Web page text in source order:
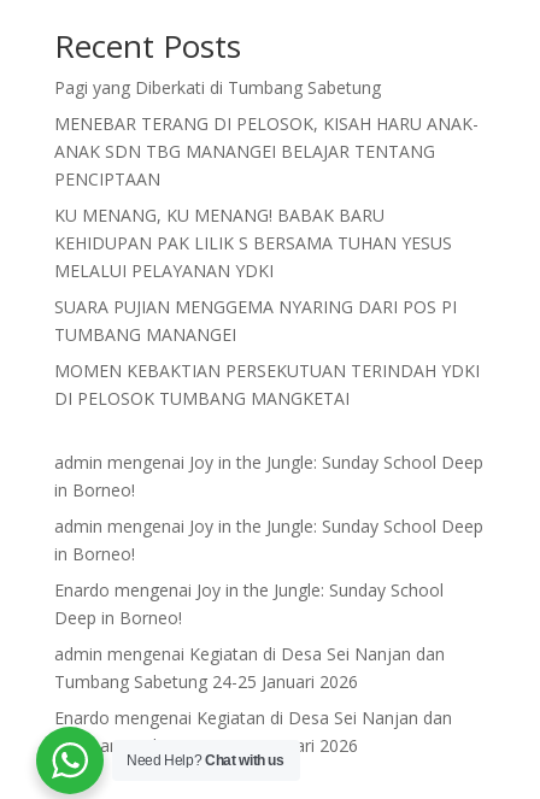
Recent Posts
Pagi yang Diberkati di Tumbang Sabetung
MENEBAR TERANG DI PELOSOK, KISAH HARU ANAK-
ANAK SDN TBG MANANGEI BELAJAR TENTANG
PENCIPTAAN
KU MENANG, KU MENANG! BABAK BARU
KEHIDUPAN PAK LILIK S BERSAMA TUHAN YESUS
MELALUI PELAYANAN YDKI
SUARA PUJIAN MENGGEMA NYARING DARI POS PI
TUMBANG MANANGEI
MOMEN KEBAKTIAN PERSEKUTUAN TERINDAH YDKI
DI PELOSOK TUMBANG MANGKETAI
admin mengenai Joy in the Jungle: Sunday School Deep
in Borneo!
admin mengenai Joy in the Jungle: Sunday School Deep
in Borneo!
Enardo mengenai Joy in the Jungle: Sunday School
Deep in Borneo!
admin mengenai Kegiatan di Desa Sei Nanjan dan
Tumbang Sabetung 24-25 Januari 2026
Enardo mengenai Kegiatan di Desa Sei Nanjan dan
Tumbang Sabetung 24-25 Januari 2026
Need Help?Chat with us